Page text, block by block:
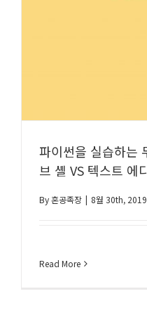
파이썬을 실습하는
브 셸 VS 텍스트 에
By혼공족장 | 8월 30th, 2019
Read More